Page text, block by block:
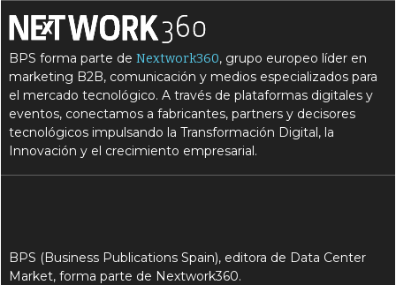
BPS forma parte deNextwork360, grupo europeo líder en
marketing B2B, comunicación y medios especializados para
el mercado tecnológico. A través de plataformas digitales y
eventos, conectamos a fabricantes, partners y decisores
tecnológicos impulsando la Transformación Digital, la
Innovación y el crecimiento empresarial.
BPS (Business Publications Spain), editora de Data Center
Market, forma parte de Nextwork360.